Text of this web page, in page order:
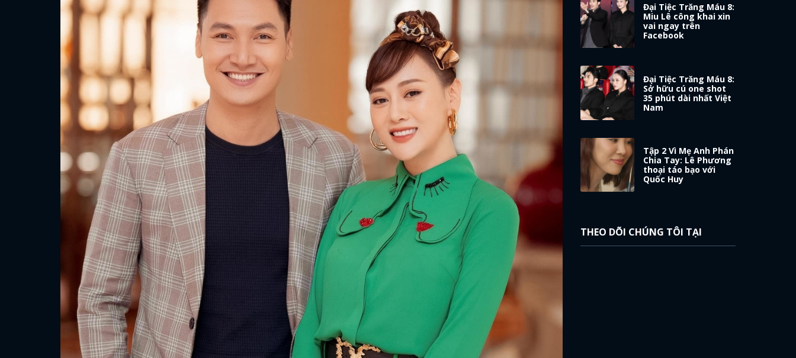
ĐĂNG NHẬP
FACEBOOK
Đại Tiệc Trăng Máu 8:
Miu Lê công khai xin
vai ngay trên
Facebook
Đại Tiệc Trăng Máu 8:
Sở hữu cú one shot
35 phút dài nhất Việt
Nam
Tập 2 Vì Mẹ Anh Phán
Chia Tay: Lê Phương
thoại táo bạo với
Quốc Huy
THEO DÕI CHÚNG TÔI TẠI